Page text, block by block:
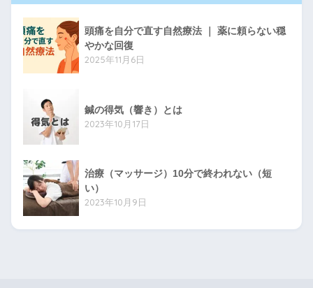
頭痛を自分で直す自然療法 ｜ 薬に頼らない穏
やかな回復
2025年11月6日
鍼の得気（響き）とは
2023年10月17日
治療（マッサージ）10分で終われない（短
い）
2023年10月9日